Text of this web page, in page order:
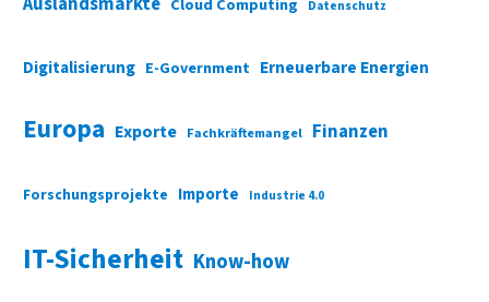
Cloud Computing Datenschutz
Digitalisierung E-Government Erneuerbare Energien
Europa Exporte Fachkräftemangel Finanzen
Forschungsprojekte Importe Industrie 4.0
IT-Sicherheit Know-how